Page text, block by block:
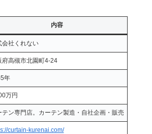
内容
会社くれない
府高槻市北園町4-24
年
万円
テン専門店。カーテン製造・自社企画・販売
curtain-kurenai.com/